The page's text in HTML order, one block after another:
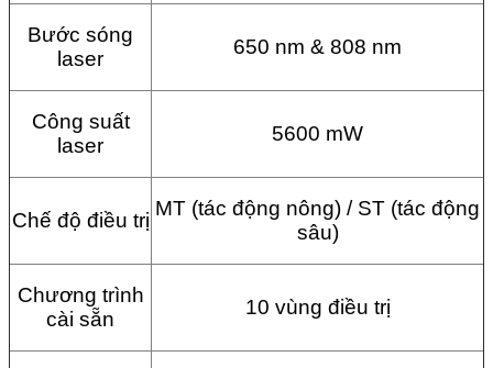
Bước sóng
laser
650 nm & 808 nm
Công suất
laser
5600 mW
Chế độ điều trị
MT (tác động nông) / ST (tác động
sâu)
Chương trình
cài sẵn
10 vùng điều trị